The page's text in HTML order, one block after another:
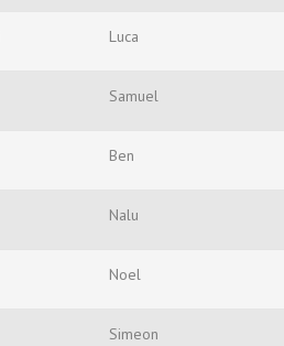
Luca
Samuel
Ben
Nalu
Noel
Simeon